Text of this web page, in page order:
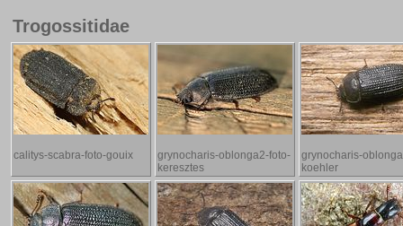
Trogossitidae
calitys-scabra-foto-gouix
grynocharis-oblonga2-foto-
keresztes
grynocharis-
koehler